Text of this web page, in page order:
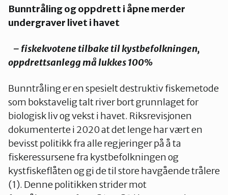
Bunntråling og oppdrett i åpne merder
undergraver livet i havet
– fiskekvotene tilbake til kystbefolkningen,
oppdrettsanlegg må lukkes 100%
Bunntråling er en spesielt destruktiv fiskemetode
som bokstavelig talt river bort grunnlaget for
biologisk liv og vekst i havet. Riksrevisjonen
dokumenterte i 2020 at det lenge har vært en
bevisst politikk fra alle regjeringer på å ta
fiskeressursene fra kystbefolkningen og
kystfiskeflåten og gi de til store havgående trålere
(1). Denne politikken strider mot